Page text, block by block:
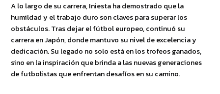
A lo largo de su carrera, Iniesta ha demostrado que la
humildad y el trabajo duro son claves para superar los
obstáculos. Tras dejar el fútbol europeo, continuó su
carrera en Japón, donde mantuvo su nivel de excelencia y
dedicación. Su legado no solo está en los trofeos ganados,
sino en la inspiración que brinda a las nuevas generaciones
de futbolistas que enfrentan desafíos en su camino.